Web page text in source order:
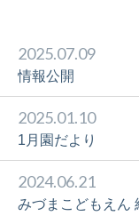
2025.07.09
情報公開
2025.01.10
1月園だより
2024.06.21
みづまこどもえん